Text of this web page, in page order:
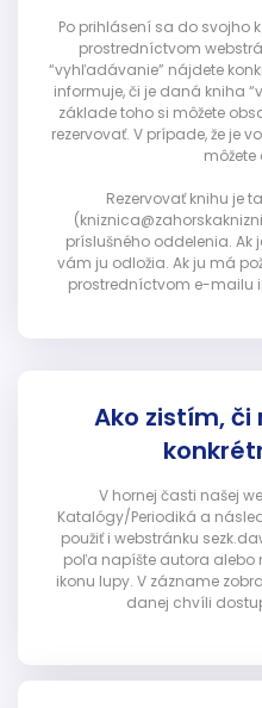
Po prihlásení sa do svojho
prostredníctvom
“vyhľadávanie” nájdete
informuje, či je daná kniha
základe toho si môžete
rezervovať. V prípade, že je
môžete
Rezervovať knihu je
príslušného oddelenia. Ak
vám ju odložia. Ak ju má
prostredníctvom e-mailu
Ako zistím,
V hornej časti našej
Katalógy/Periodiká a
použiť i webstránku
poľa napíšte autora alebo
ikonu lupy. V zázname
danej chvíli